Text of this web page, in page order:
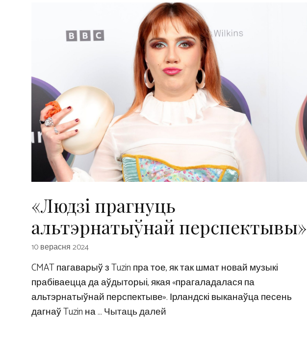
«Людзі прагнуць
альтэрнатыўнай перспектывы»
10 верасня 2024
CMAT пагаварыў з Tuzin пра тое, як так шмат новай музыкі
прабіваецца да аўдыторыі, якая «прагаладалася па
альтэрнатыўнай перспектыве». Ірландскі выканаўца песень
дагнаў Tuzin на …Чытаць далей